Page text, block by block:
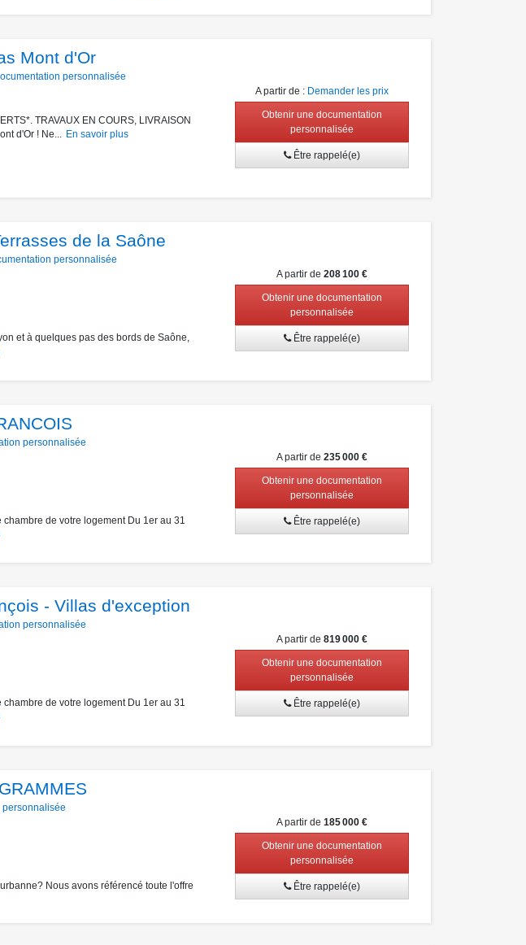
Mont d'Or
personnalisée
TRAVAUX EN COURS, LIVRAISON
d'Or ! Ne... En savoir plus
A partir de : Demander les prix
Obtenir une documentation
personnalisée
Être rappelé(e)
de la Saône
personnalisée
et à quelques pas des bords de Saône,
A partir de208 100 €
Obtenir une documentation
personnalisée
Être rappelé(e)
personnalisée
de votre logement Du 1er au 31
A partir de235 000 €
Obtenir une documentation
personnalisée
Être rappelé(e)
- Villas d'exception
personnalisée
de votre logement Du 1er au 31
A partir de819 000 €
Obtenir une documentation
personnalisée
Être rappelé(e)
Nous avons référencé toute l'offre
A partir de185 000 €
Obtenir une documentation
personnalisée
Être rappelé(e)